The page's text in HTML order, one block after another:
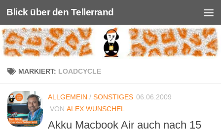
Unter dem Inhalt
Blick über den Tellerrand
MARKIERT: LOADCYCLE
ALLGEMEIN / SONSTIGES 06.06.2009
VON ALEX WUNSCHEL
Akku Macbook Air auch nach 15